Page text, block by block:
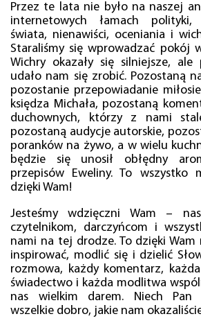
Przez te lata nie było na naszej
internetowych łamach polityki,
świata, nienawiści, oceniania i
Staraliśmy się wprowadzać pokój
Wichry okazały się silniejsze,
udało nam się zrobić. Pozostaną
pozostanie przepowiadanie
księdza Michała, pozostaną
duchownych, którzy z nami
pozostaną audycje autorskie,
poranków na żywo, a w wielu
będzie się unosił obłędny
przepisów Eweliny. To wszystko
dzięki Wam!
Jesteśmy wdzięczni Wam –
czytelnikom, darczyńcom i
nami na tej drodze. To dzięki
inspirować, modlić się i dzielić
rozmowa, każdy komentarz,
świadectwo i każda modlitwa
nas wielkim darem. Niech Pan
wszelkie dobro, jakie nam